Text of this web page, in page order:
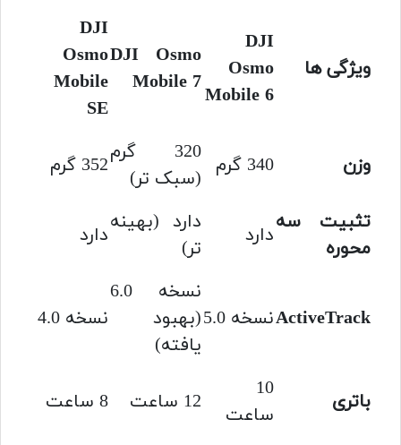
ویژگی ها
DJI
Osmo
Mobile 6
DJI Osmo
Mobile 7
DJI
Osmo
Mobile
SE
وزن 340 گرم
320 گرم
(سبک تر)
352 گرم
تثبیت سه
محوره
دارد
دارد (بهینه
تر)
دارد
ActiveTrackنسخه 5.0
نسخه 6.0
(بهبود
یافته)
نسخه 4.0
باتری
10
ساعت
12 ساعت 8 ساعت